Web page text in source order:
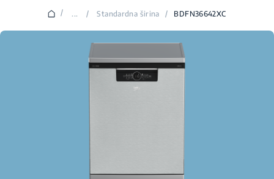
/ ... / Standardna širina / BDFN36642XC